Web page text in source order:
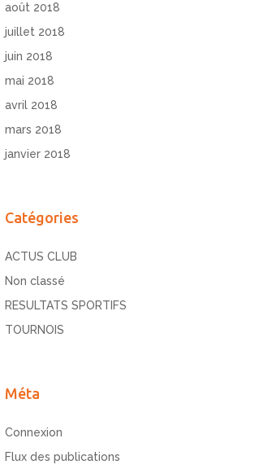
août 2018
juillet 2018
juin 2018
mai 2018
avril 2018
mars 2018
janvier 2018
Catégories
ACTUS CLUB
Non classé
RESULTATS SPORTIFS
TOURNOIS
Méta
Connexion
Flux des publications